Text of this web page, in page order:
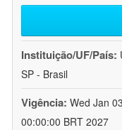
Instituição/UF/País:
SP - Brasil
Vigência: Wed Jan
00:00:00 BRT 2027